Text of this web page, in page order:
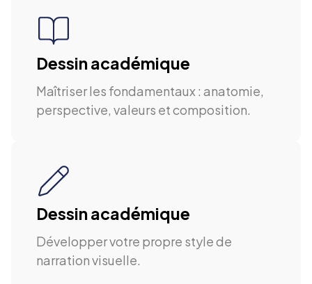
Dessin académique
Maîtriser les fondamentaux : anatomie,
perspective, valeurs et composition.
Dessin académique
Développer votre propre style de
narration visuelle.